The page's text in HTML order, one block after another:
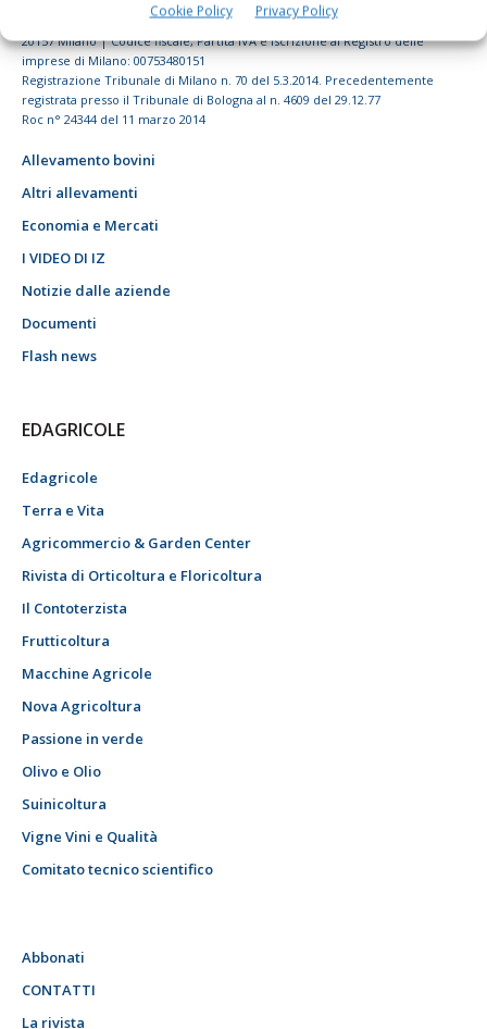
Cookie Policy Privacy Policy
© Tecniche Nuove Spa. Tutti i diritti riservati. Sede legale Via Eritrea 21 -
20157 Milano | Codice fiscale, Partita IVA e Iscrizione al Registro delle
imprese di Milano: 00753480151
Registrazione Tribunale di Milano n. 70 del 5.3.2014. Precedentemente
registrata presso il Tribunale di Bologna al n. 4609 del 29.12.77
Roc n° 24344 del 11 marzo 2014
Allevamento bovini
Altri allevamenti
Economia e Mercati
I VIDEO DI IZ
Notizie dalle aziende
Documenti
Flash news
EDAGRICOLE
Edagricole
Terra e Vita
Agricommercio & Garden Center
Rivista di Orticoltura e Floricoltura
Il Contoterzista
Frutticoltura
Macchine Agricole
Nova Agricoltura
Passione in verde
Olivo e Olio
Suinicoltura
Vigne Vini e Qualità
Comitato tecnico scientifico
Abbonati
CONTATTI
La rivista